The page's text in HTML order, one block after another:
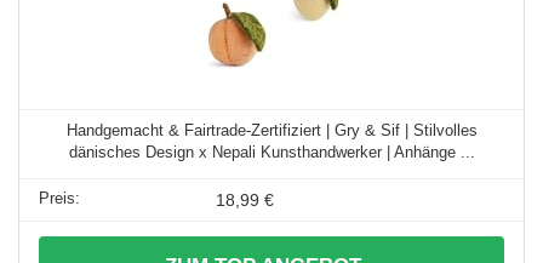
Handgemacht & Fairtrade-Zertifiziert | Gry & Sif | Stilvolles
dänisches Design x Nepali Kunsthandwerker | Anhänge ...
18,99 €